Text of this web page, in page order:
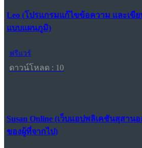
Leo (โปรแกรมแก้ไขข้อความ และเขี
แบบแผนภูมิ)
ฟรีแวร์
ดาวน์โหลด : 10
Susan Online (เว็บแอปพลิเคชันสุสา
ของผู้ที่จากไป)